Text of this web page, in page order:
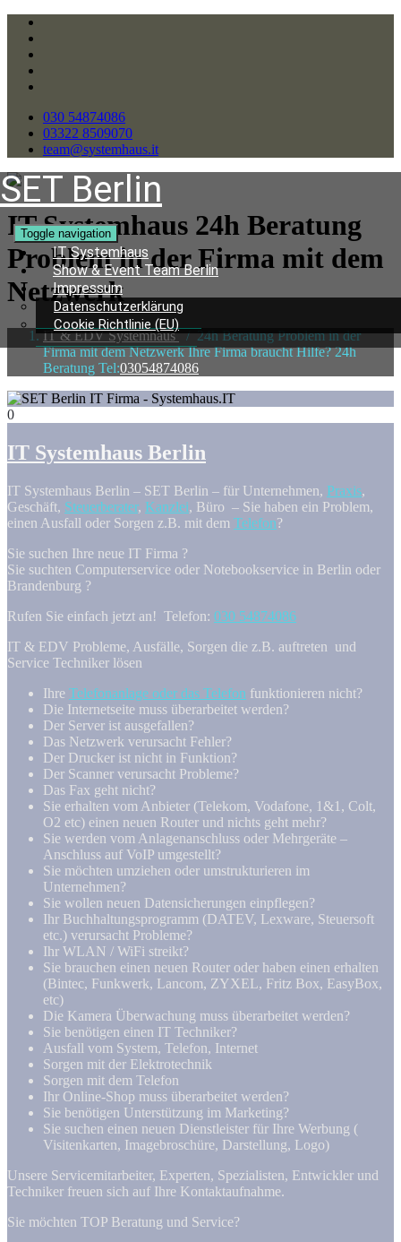
030 54874086
03322 8509070
team@systemhaus.it
SET Berlin
Toggle navigation
IT Systemhaus
Show & Event Team Berlin
Impressum
Datenschutzerklärung
Cookie Richtlinie (EU)
IT Systemhaus 24h Beratung
Problem in der Firma mit dem
Netzwerk
IT & EDV Systemhaus/24h Beratung Problem in der
Firma mit dem Netzwerk Ihre Firma braucht Hilfe? 24h
Beratung Tel:03054874086
0
IT Systemhaus Berlin
IT Systemhaus Berlin – SET Berlin – für Unternehmen, Praxis,
Geschäft, Steuerberater, Kanzlei, Büro – Sie haben ein Problem,
einen Ausfall oder Sorgen z.B. mit dem Telefon?
Sie suchen Ihre neue IT Firma ?
Sie suchten Computerservice oder Notebookservice in Berlin oder
Brandenburg ?
Rufen Sie einfach jetzt an! Telefon: 030 54874086
IT & EDV Probleme, Ausfälle, Sorgen die z.B. auftreten und
Service Techniker lösen
Ihre Telefonanlage oder das Telefon funktionieren nicht?
Die Internetseite muss überarbeitet werden?
Der Server ist ausgefallen?
Das Netzwerk verursacht Fehler?
Der Drucker ist nicht in Funktion?
Der Scanner verursacht Probleme?
Das Fax geht nicht?
Sie erhalten vom Anbieter (Telekom, Vodafone, 1&1, Colt,
O2 etc) einen neuen Router und nichts geht mehr?
Sie werden vom Anlagenanschluss oder Mehrgeräte –
Anschluss auf VoIP umgestellt?
Sie möchten umziehen oder umstrukturieren im
Unternehmen?
Sie wollen neuen Datensicherungen einpflegen?
Ihr Buchhaltungsprogramm (DATEV, Lexware, Steuersoft
etc.) verursacht Probleme?
Ihr WLAN / WiFi streikt?
Sie brauchen einen neuen Router oder haben einen erhalten
(Bintec, Funkwerk, Lancom, ZYXEL, Fritz Box, EasyBox,
etc)
Die Kamera Überwachung muss überarbeitet werden?
Sie benötigen einen IT Techniker?
Ausfall vom System, Telefon, Internet
Sorgen mit der Elektrotechnik
Sorgen mit dem Telefon
Ihr Online-Shop muss überarbeitet werden?
Sie benötigen Unterstützung im Marketing?
Sie suchen einen neuen Dienstleister für Ihre Werbung (
Visitenkarten, Imagebroschüre, Darstellung, Logo)
Unsere Servicemitarbeiter, Experten, Spezialisten, Entwickler und
Techniker freuen sich auf Ihre Kontaktaufnahme.
Sie möchten TOP Beratung und Service?